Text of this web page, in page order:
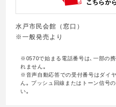
水戸市民会館（窓口）
※一般発売より
※0570で始まる電話番号は､一部の
れません｡
※音声自動応答での受付番号はダイ
ん｡ プッシュ回線またはトーン信号
い｡